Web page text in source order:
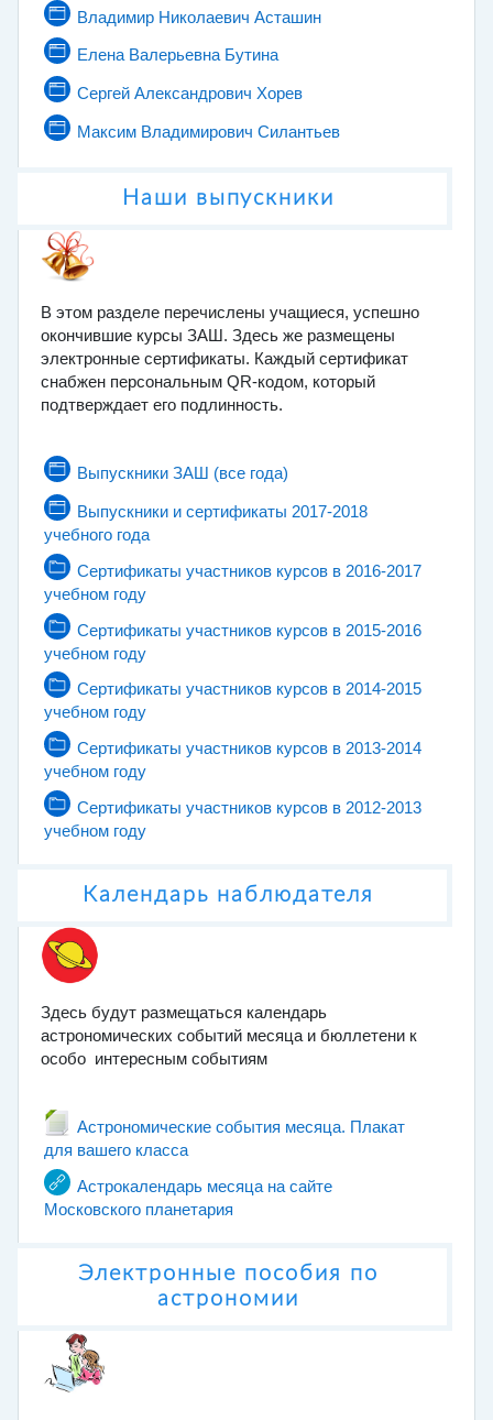
Владимир Николаевич Асташин
Елена Валерьевна БутинаСтраница
Сергей Александрович ХоревСтраница
Максим Владимирович Силантьев
Наши выпускники
В этом разделе перечислены учащиеся, успешно
окончившие курсы ЗАШ. Здесь же размещены
электронные сертификаты. Каждый сертификат
снабжен персональным QR-кодом, который
подтверждает его подлинность.
Выпускники ЗАШ (все года)
Выпускники и сертификаты 2017-2018
учебного годаСтраница
Сертификаты участников курсов в 2016-2017
учебном годуПапка
Сертификаты участников курсов в 2015-2016
учебном годуПапка
Сертификаты участников курсов в 2014-2015
учебном годуПапка
Сертификаты участников курсов в 2013-2014
учебном годуПапка
Сертификаты участников курсов в 2012-2013
учебном годуПапка
Календарь наблюдателя
Здесь будут размещаться календарь
астрономических событий месяца и бюллетени к
особо интересным событиям
Астрономические события месяца. Плакат
для вашего классаГиперссылка
Астрокалендарь месяца на сайте
Московского планетарияГиперссылка
Электронные пособия по
астрономии